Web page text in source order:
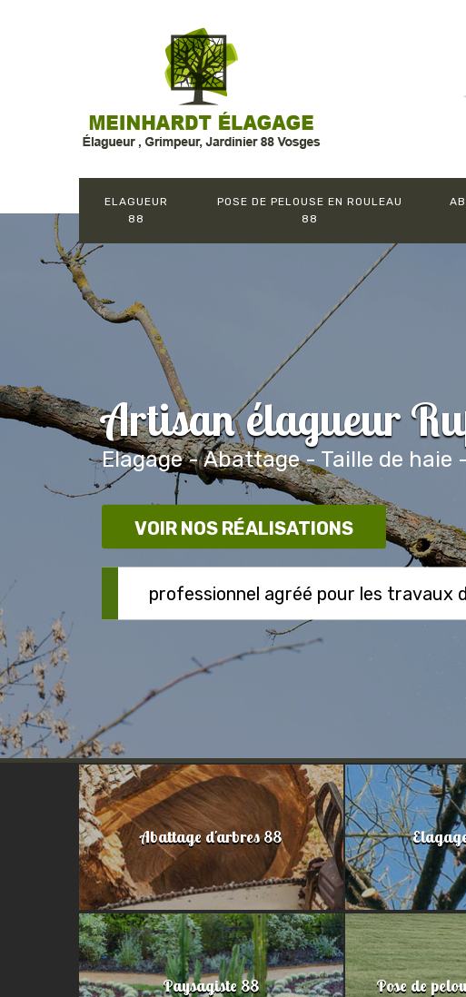
ELAGUEUR
88
POSE DE PELOUSE EN ROULEAU
88
Artisan élagueur
Elagage - Abattage - Taille de
VOIR NOS RÉALISATIONS
professionnel agréé pour les travaux
Abattage d'arbres 88
Paysagiste 88 Pose de